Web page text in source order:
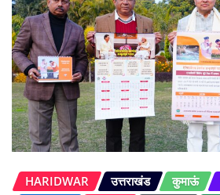
HARIDWAR उत्तराखंड कुमाऊं